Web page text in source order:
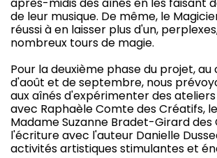
de leur musique. De même, le
réussi à en laisser plus d'un,
nombreux tours de magie.
Pour la deuxième phase du projet, au
d'août et de septembre, nous
aux aînés d'expérimenter des
avec Raphaèle Comte des Créatifs,
Madame Suzanne Bradet-Girard des
l'écriture avec l'auteur Danielle
activités artistiques stimulantes et